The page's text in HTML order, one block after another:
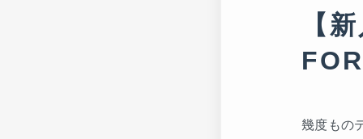
【
幾度もの